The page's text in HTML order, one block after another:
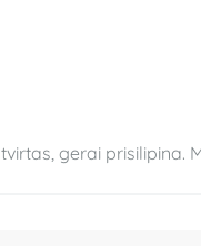
gerai prisilipina.